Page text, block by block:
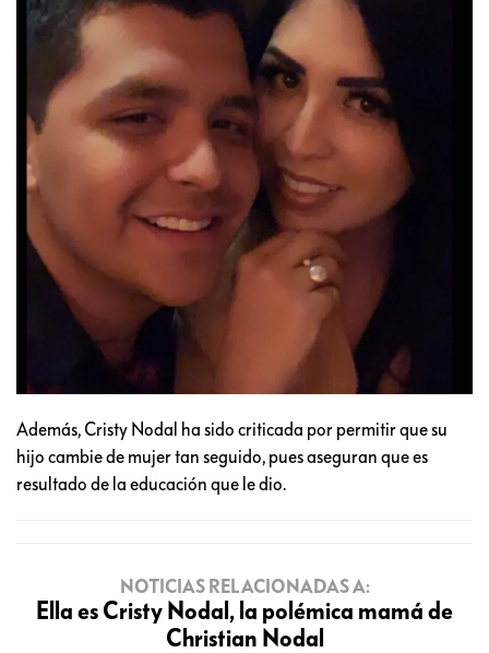
Además, Cristy Nodal ha sido criticada por permitir que su
hijo cambie de mujer tan seguido, pues aseguran que es
resultado de la educación que le dio.
NOTICIAS RELACIONADAS A:
Ella es Cristy Nodal, la polémica mamá de
Christian Nodal